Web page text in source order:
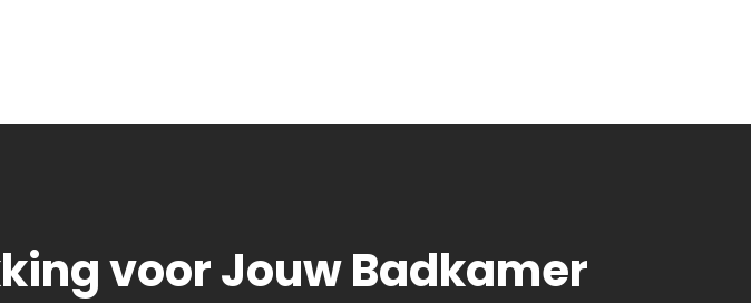
voor Jouw Badkamer